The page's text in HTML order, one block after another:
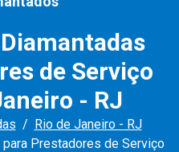
de Serviço
- RJ
Rio de Janeiro - RJ
Prestadores de Serviço